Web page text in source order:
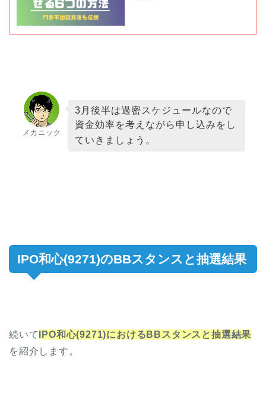
メカニック
3月後半は過密スケジュールなので
資金効率を考えながら申し込みをし
ていきましょう。
IPO和心(9271)のBBスタンスと抽選結果
続いて IPO和心(9271)におけるBBスタンスと抽選結果
を紹介します。